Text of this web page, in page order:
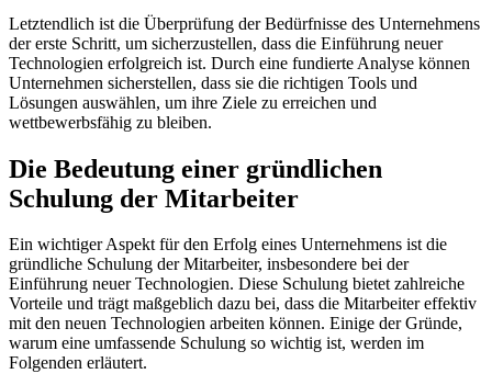
Letztendlich⁣ ist die Überprüfung der Bedürfnisse des Unternehmens
der erste Schritt, um⁣ sicherzustellen, dass die Einführung neuer ​
Technologien erfolgreich ist. Durch ‌eine fundierte Analyse​ können
Unternehmen sicherstellen, dass sie die richtigen‌ Tools und
Lösungen ‌auswählen, um ihre Ziele zu erreichen und
wettbewerbsfähig zu bleiben.
Die Bedeutung einer gründlichen
Schulung der Mitarbeiter
Ein wichtiger Aspekt für den​ Erfolg eines Unternehmens ist die
gründliche Schulung der Mitarbeiter, insbesondere⁣ bei⁢ der
⁣Einführung neuer Technologien. Diese Schulung bietet zahlreiche
Vorteile ⁣und trägt maßgeblich dazu bei, dass die Mitarbeiter effektiv
mit ⁤den neuen Technologien arbeiten können. Einige⁤ der Gründe,
warum eine umfassende​ Schulung so wichtig ​ist,⁤ werden‍ im
Folgenden erläutert.